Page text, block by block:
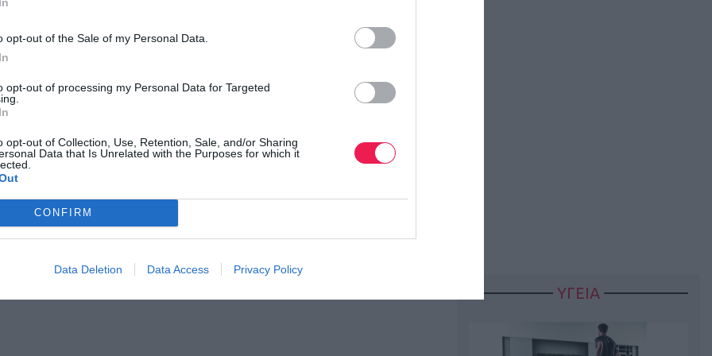
opt-out of the Sale of my Personal Data.
opt-out of processing my Personal Data for Targeted
opt-out of Collection, Use, Retention, Sale, and/or Sharing
Data that Is Unrelated with the Purposes for which it
CONFIRM
Data Deletion Data Access Privacy Policy
τον κόσμο στοGoogleNews του Runnermagazine.
καιTwitter.
ΥΓΕΙΑ